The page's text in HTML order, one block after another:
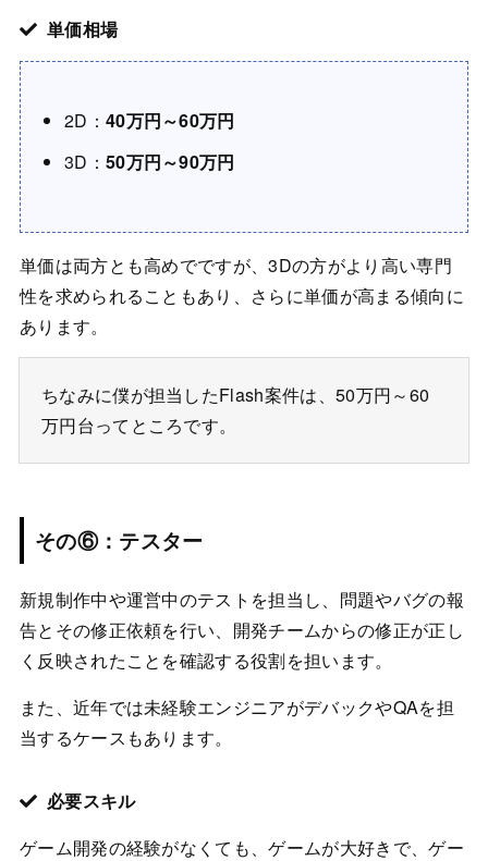
単価相場
2D： 40万円～60万円
3D： 50万円～90万円
単価は両方とも高めでですが、3Dの方がより高い専門
性を求められることもあり、さらに単価が高まる傾向に
あります。
ちなみに僕が担当したFlash案件は、50万円～60
万円台ってところです。
その⑥：テスター
新規制作中や運営中のテストを担当し、問題やバグの報
告とその修正依頼を行い、開発チームからの修正が正し
く反映されたことを確認する役割を担います。
また、近年では未経験エンジニアがデバックやQAを担
当するケースもあります。
必要スキル
ゲーム開発の経験がなくても、ゲームが大好きで、ゲー